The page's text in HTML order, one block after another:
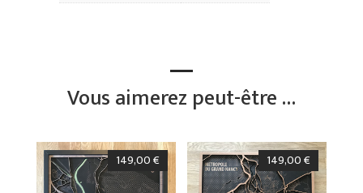
Vous aimerez peut-être …
149,00€ 149,00€